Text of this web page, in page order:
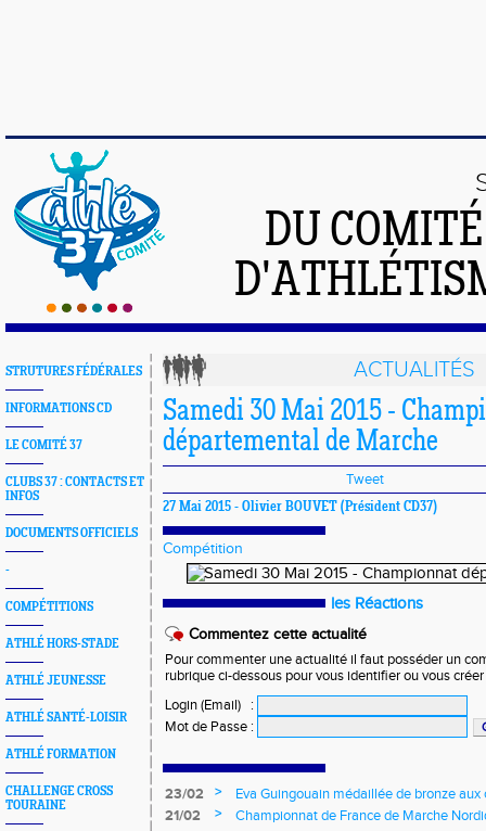
DU
STRUTURES FÉDÉRALES
INFORMATIONS CD
LE COMITÉ 37
CLUBS 37 : CONTACTS ET
INFOS
DOCUMENTS OFFICIELS
-
COMPÉTITIONS
ATHLÉ HORS-STADE
ATHLÉ JEUNESSE
ATHLÉ SANTÉ-LOISIR
ATHLÉ FORMATION
CHALLENGE CROSS
TOURAINE
ACTUALITÉS
Samedi 30 Mai 2015 -
départemental de Marche
Tweet
27 Mai 2015 - Olivier BOUVET (Président CD37)
Compétition
les Réactions
Commentez cette actualité
Pour commenter une actualité il faut posséder un
rubrique ci-dessous pour vous identifier ou vous
Login (Email)
:
Mot de Passe :
23/02 >
Eva Guingouain médaillée de bronze
jeunes
21/02 >
Championnat de France de Marche